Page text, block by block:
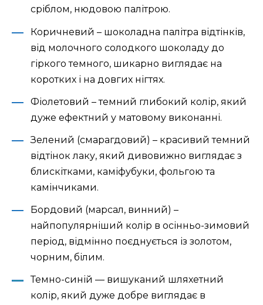
сріблом, нюдовою палітрою.
Коричневий – шоколадна палітра відтінків,
від молочного солодкого шоколаду до
гіркого темного, шикарно виглядає на
коротких і на довгих нігтях.
Фіолетовий – темний глибокий колір, який
дуже ефектний у матовому виконанні.
Зелений (смарагдовий) – красивий темний
відтінок лаку, який дивовижно виглядає з
блискітками, каміфубуки, фольгою та
камінчиками.
Бордовий (марсал, винний) –
найпопулярніший колір в осінньо-зимовий
період, відмінно поєднується із золотом,
чорним, білим.
Темно-синій — вишуканий шляхетний
колір, який дуже добре виглядає в